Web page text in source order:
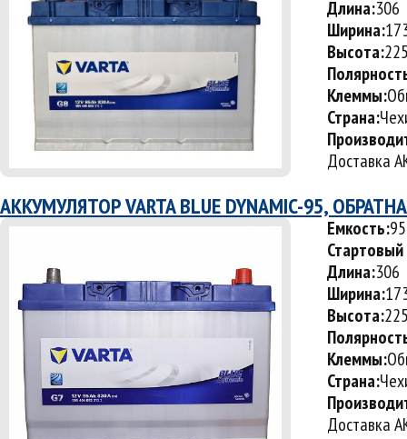
Длина:306
Ширина:
Высота:
Клеммы:
Страна:
Доставка
АККУМУЛЯТОР VARTA BLUE DYNAMIC-95,
Емкость:95
Длина:306
Ширина:
Высота:
Клеммы:
Страна:
Доставка